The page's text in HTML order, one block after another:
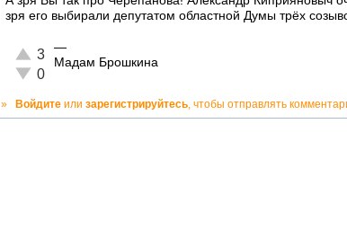
зря его выбирали депутатом областной Думы трёх
Отлично!
3
Неадекватно!
0
—
Мадам Брошкина
» Войдите или зарегистрируйтесь, чтобы отправлять